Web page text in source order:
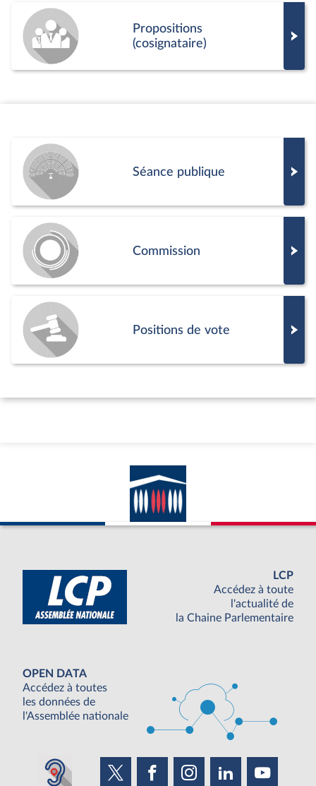
Propositions
(cosignataire)
Séance publique
Commission
Positions de vote
LCP
Accédez à toute
l'actualité de
la Chaine Parlementaire
OPEN DATA
Accédez à toutes
les données de
l'Assemblée nationale